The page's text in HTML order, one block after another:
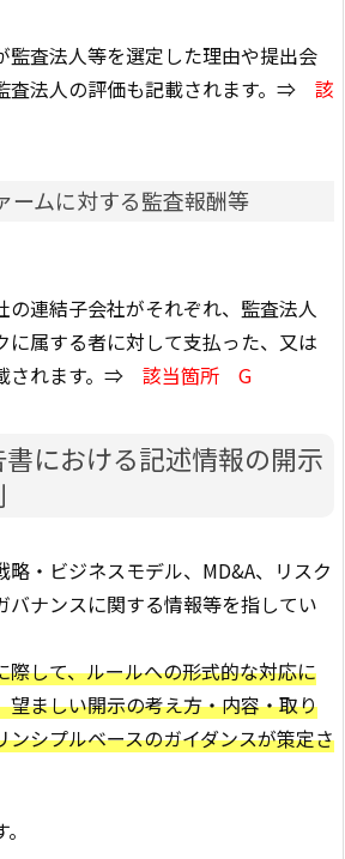
監査法人等を選定した理由や提出会
査法人の評価も記載されます。⇒ 該
ームに対する監査報酬等
の連結子会社がそれぞれ、監査法人
に属する者に対して支払った、又は
されます。⇒ 該当箇所 G
における記述情報の開示
略・ビジネスモデル、MD&A、リスク
バナンスに関する情報等を指してい
際して、ルールへの形式的な対応に
望ましい開示の考え方・内容・取り
ンシプルベースのガイダンスが策定さ